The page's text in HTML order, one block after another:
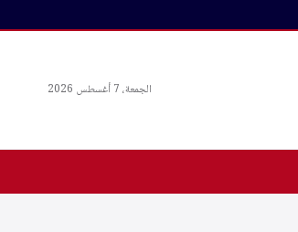
الجمعة، 7 أغسطس 2026